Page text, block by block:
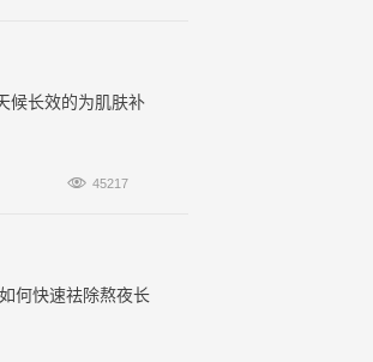
候长效的为肌肤补
 45217
何快速祛除熬夜长